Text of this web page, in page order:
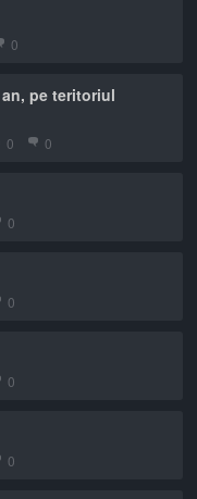
0
pe teritoriul
0 0
0
0
0
0